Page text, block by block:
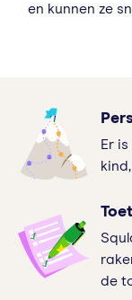
en kunnen ze
Er
de